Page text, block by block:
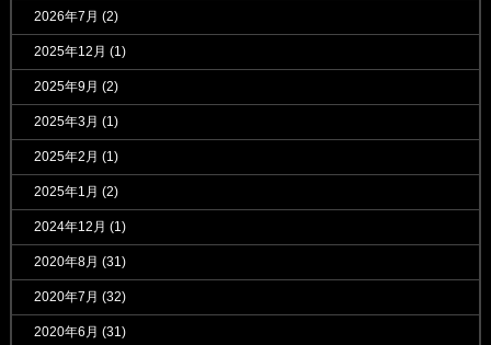
2026年7月 (2)
2025年12月 (1)
2025年9月 (2)
2025年3月 (1)
2025年2月 (1)
2025年1月 (2)
2024年12月 (1)
2020年8月 (31)
2020年7月 (32)
2020年6月 (31)